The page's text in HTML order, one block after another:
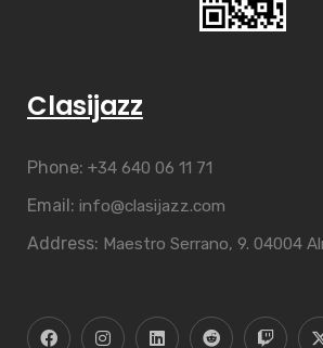
Clasijazz
Phone: +34 640 06 11 71
Email: info@clasijazz.com
Address: Maestro Serrano, 9. 04004